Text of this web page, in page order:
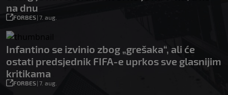
na dnu
FORBES| 7. aug.
Infantino se izvinio zbog „grešaka“, ali će
ostati predsjednik FIFA-e uprkos sve glasnijim
kritikama
FORBES| 7. aug.